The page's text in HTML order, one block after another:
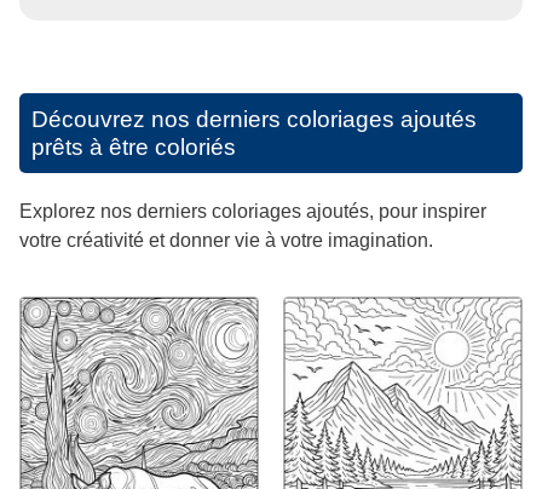
Découvrez nos derniers coloriages ajoutés
prêts à être coloriés
Explorez nos derniers coloriages ajoutés, pour inspirer
votre créativité et donner vie à votre imagination.